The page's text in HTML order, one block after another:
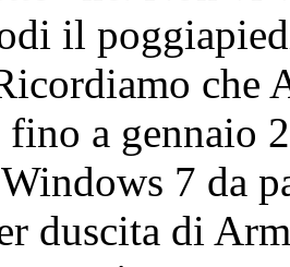
il
che
a gennaio
7 da
duscita di